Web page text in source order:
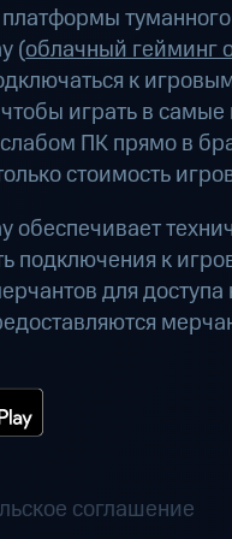
(облачный гейминг
к
играть в
ПК прямо в
стоимость
обеспечивает
подключения к
для доступа
соглашение